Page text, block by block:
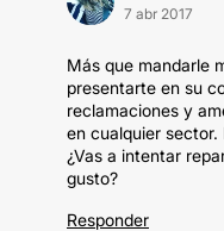
7 abr 2017
Más que mandarle
presentarte en su
reclamaciones y
en cualquier sector.
¿Vas a intentar
gusto?
Responder